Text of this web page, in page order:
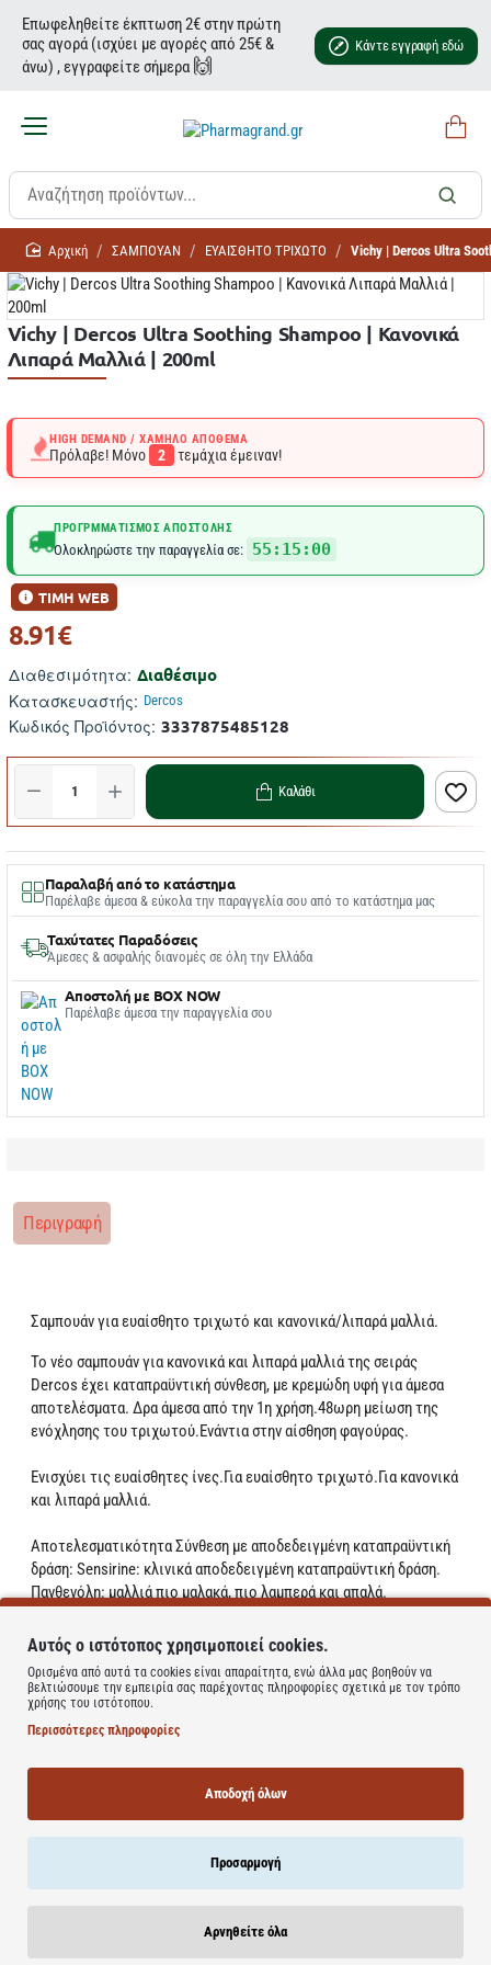
Επωφεληθείτε έκπτωση 2€ στην πρώτη
σας αγορά (ισχύει με αγορές από 25€ &
άνω) , εγγραφείτε σήμερα 🙌
Κάντε εγγραφή εδώ
homeΣΑΜΠΟΥΑΝ ΕΥΑΙΣΘΗΤΟ ΤΡΙΧΩΤΟ Vichy | Dercos Ultra
Vichy | Dercos Ultra Soothing Shampoo | Κανονικά
Λιπαρά Μαλλιά | 200ml
HIGH DEMAND / ΧΑΜΗΛΌ ΑΠΌΘΕΜΑ
Πρόλαβε! Μόνο 2 τεμάχια έμειναν!
ΠΡΟΓΡΜΜΑΤΙΣΜΌΣ ΑΠΟΣΤΟΛΉΣ
Ολοκληρώστε την παραγγελία σε: 55:15:00
Διαθεσιμότητα: Διαθέσιμο
Κατασκευαστής: Dercos
Κωδικός Προϊόντος: 3337875485128
ΤΙΜΗ WEB
8.91€
Καλάθι
Παραλαβή από το κατάστημα
Παρέλαβε άμεσα & εύκολα την παραγγελία σου από το κατάστημα μας
Ταχύτατες Παραδόσεις
Άμεσες & ασφαλής διανομές σε όλη την Ελλάδα
Αποστολή με BOX NOW
Παρέλαβε άμεσα την παραγγελία σου
Περιγραφή
Σαμπουάν για ευαίσθητο τριχωτό και κανονικά/λιπαρά μαλλιά.
Το νέο σαμπουάν για κανονικά και λιπαρά μαλλιά της σειράς
Dercos έχει καταπραϋντική σύνθεση, με κρεμώδη υφή για άμεσα
αποτελέσματα. Δρα άμεσα από την 1η χρήση.48ωρη μείωση της
ενόχλησης του τριχωτού.Ενάντια στην αίσθηση φαγούρας.
Ενισχύει τις ευαίσθητες ίνες.Για ευαίσθητο τριχωτό.Για κανονικά
και λιπαρά μαλλιά.
Αποτελεσματικότητα Σύνθεση με αποδεδειγμένη καταπραϋντική
δράση: Sensirine: κλινικά αποδεδειγμένη καταπραϋντική δράση.
Πανθενόλη: μαλλιά πιο μαλακά, πιο λαμπερά και απαλά.
Βιταμίνη Cg: γνωστή για τις αντιοξειδωτικές της ιδιότητες.
Δρα άμεσα από την 1η χρήση. 48ωρη μείωση της ενόχλησης του
τριχωτού.Ενάντια στην αίσθηση φαγούρας.Ενισχύει τις
ευαίσθητες ίνες.
Οδηγίες Χρήσης:Απλώστε σε βρεγμένα μαλλιά, με απαλές
κινήσεις μασάζ.Αφήστε να δράσει για 1 λεπτό και μετά
ξεβγάλετε.
Αυτός ο ιστότοπος χρησιμοποιεί cookies.
Ορισμένα από αυτά τα cookies είναι απαραίτητα, ενώ άλλα μας βοηθούν να
βελτιώσουμε την εμπειρία σας παρέχοντας πληροφορίες σχετικά με τον τρόπο
χρήσης του ιστότοπου.
Περισσότερες πληροφορίες
Αποδοχή όλων
Προσαρμογή
Αρνηθείτε όλα